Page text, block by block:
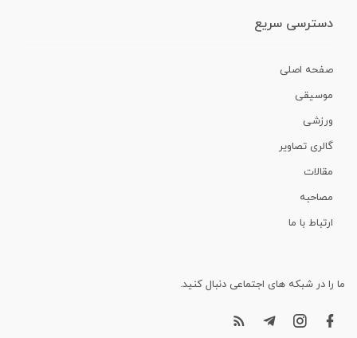
دسترسی سریع
صفحه اصلی
موسیقی
ورزشی
گالری تصاویر
مقالات
مصاحبه
ارتباط با ما
ما را در شبکه های اجتماعی دنبال کنید.